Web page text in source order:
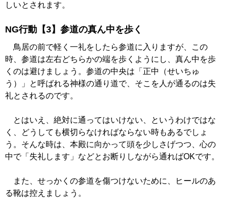
しいとされます。
NG行動【3】参道の真ん中を歩く
鳥居の前で軽く一礼をしたら参道に入りますが、この
時、参道は左右どちらかの端を歩くようにし、真ん中を歩
くのは避けましょう。参道の中央は「正中（せいちゅ
う）」と呼ばれる神様の通り道で、そこを人が通るのは失
礼とされるのです。
とはいえ、絶対に通ってはいけない、というわけではな
く、どうしても横切らなければならない時もあるでしょ
う。そんな時は、本殿に向かって頭を少しさげつつ、心の
中で「失礼します」などとお断りしながら通ればOKです。
また、せっかくの参道を傷つけないために、ヒールのあ
る靴は控えましょう。